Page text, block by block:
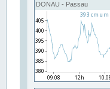
DONAU - Passau